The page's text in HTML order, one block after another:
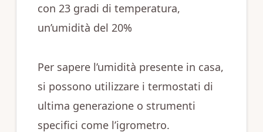
con 23 gradi di temperatura,
un’umidità del 20%
Per sapere l’umidità presente in casa,
si possono utilizzare i termostati di
ultima generazione o strumenti
specifici come l’igrometro.